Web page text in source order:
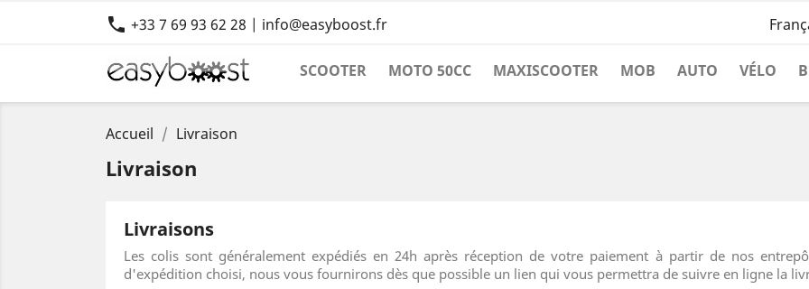
 +33 7 69 93 62 28 | info@easyboost.fr
SCOOTER MOTO 50CC MAXISCOOTER MOB AUTO VÉLO
Accueil Livraison
Livraison
Livraisons
Les colis sont généralement expédiés en 24h après réception de votre paiement à partir de nos
d'expédition choisi, nous vous fournirons dès que possible un lien qui vous permettra de suivre en ligne la